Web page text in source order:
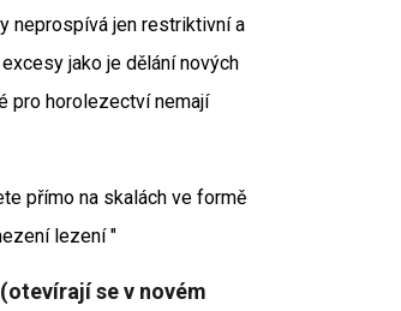
neprospívá jen restriktivní a
jako je dělání nových
pro horolezectví nemají
přímo na skalách ve formě
lezení "
se v novém